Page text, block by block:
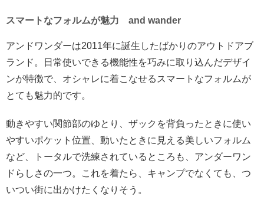
スマートなフォルムが魅力 and wander
アンドワンダーは2011年に誕生したばかりのアウトドアブ
ランド。日常使いできる機能性を巧みに取り込んだデザイ
ンが特徴で、オシャレに着こなせるスマートなフォルムが
とても魅力的です。
動きやすい関節部のゆとり、ザックを背負ったときに使い
やすいポケット位置、動いたときに見える美しいフォルム
など、トータルで洗練されているところも、アンダーワン
ドらしさの一つ。これを着たら、キャンプでなくても、つ
いつい街に出かけたくなりそう。